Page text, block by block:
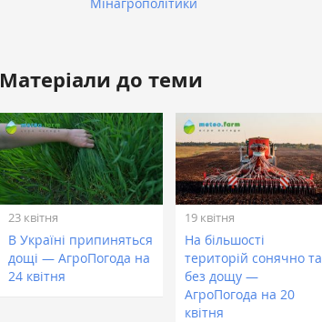
Матеріали до теми
23 квітня
В Україні припиняться
дощі — АгроПогода на
24 квітня
19 квітня
На більшості
територій сонячно та
без дощу —
АгроПогода на 20
квітня